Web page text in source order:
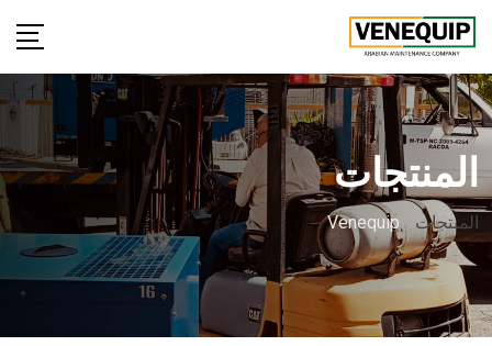
المنتجات
المنتجات -
Venequip